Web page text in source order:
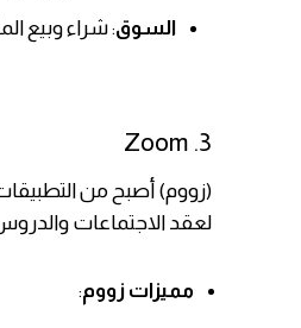
السوق: شراء وبيع
3. Zoom
(زووم) أصبح من
لعقد الاجتماعات
مميزات زووم: